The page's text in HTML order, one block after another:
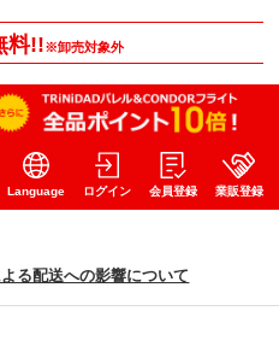
料!!※卸売対象外
Language ログイン 会員登録 業販登録
る配送への影響について